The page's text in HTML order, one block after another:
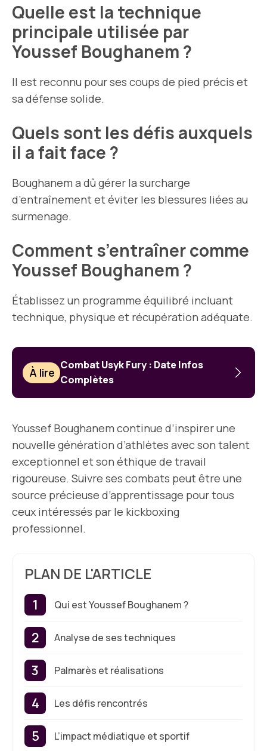
Quelle est la technique
principale utilisée par
Youssef Boughanem ?
Il est reconnu pour ses coups de pied précis et
sa défense solide.
Quels sont les défis auxquels
il a fait face ?
Boughanem a dû gérer la surcharge
d’entraînement et éviter les blessures liées au
surmenage.
Comment s’entraîner comme
Youssef Boughanem ?
Établissez un programme équilibré incluant
technique, physique et récupération adéquate.
À lire
Combat Usyk Fury : Date Infos
Complètes
Youssef Boughanem continue d’inspirer une
nouvelle génération d’athlètes avec son talent
exceptionnel et son éthique de travail
rigoureuse. Suivre ses combats peut être une
source précieuse d’apprentissage pour tous
ceux intéressés par le kickboxing
professionnel.
PLAN DE L'ARTICLE
Qui est Youssef Boughanem ?
Analyse de ses techniques
Palmarès et réalisations
Les défis rencontrés
L’impact médiatique et sportif